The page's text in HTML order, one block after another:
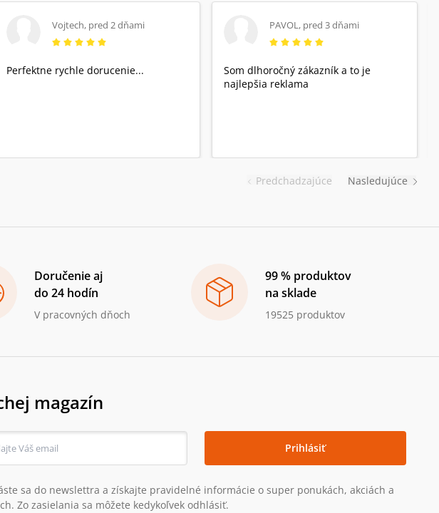
Predchadzajúce
Vojtech, pred 2 dňami
Perfektne rychle dorucenie...
PAVOL, pred 3 dňami
Som dlhoročný zákazník a to je
najlepšia reklama
Nasledujúce
Doručenie aj
do 24 hodín
V pracovných dňoch
99 % produktov
na sklade
19525 produktov
magazín
Prihlásiť
sa do newslettra a získajte pravidelné informácie o super ponukách, akciách a
Zo zasielania sa môžete kedykoľvek odhlásiť.